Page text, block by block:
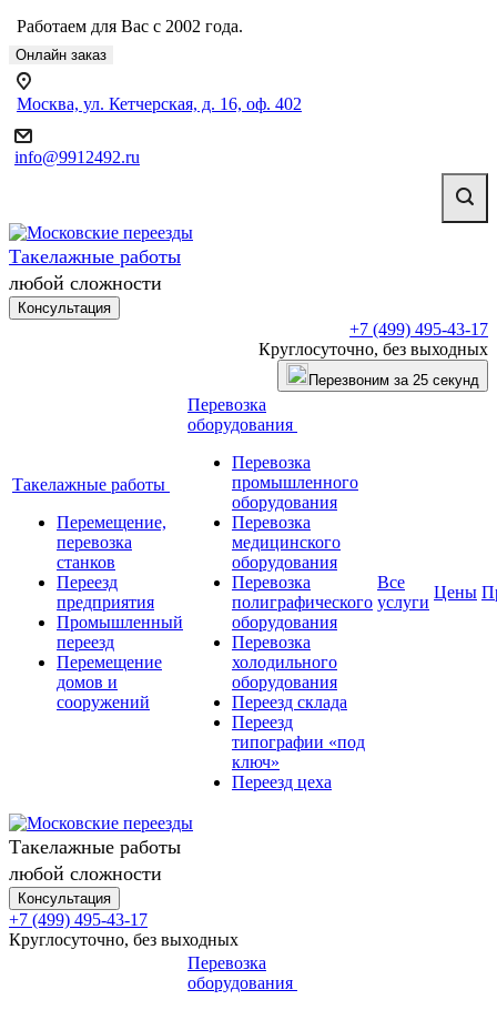
Работаем для Вас с 2002 года.
Онлайн заказ
Москва, ул. Кетчерская, д. 16, оф. 402
info@9912492.ru
Такелажные работы
любой сложности
Консультация
+7 (499) 495-43-17
Круглосуточно, без выходных
Перезвоним за 25 секунд
Такелажные работы
Перемещение,
перевозка
станков
Переезд
предприятия
Промышленный
переезд
Перемещение
домов и
сооружений
Перевозка
оборудования
Перевозка
промышленного
оборудования
Перевозка
медицинского
оборудования
Перевозка
полиграфического
оборудования
Перевозка
холодильного
оборудования
Переезд склада
Переезд
типографии «под
ключ»
Переезд цеха
Все
услуги
Цены
Такелажные работы
любой сложности
Консультация
+7 (499) 495-43-17
Круглосуточно, без выходных
Перевозка
оборудования